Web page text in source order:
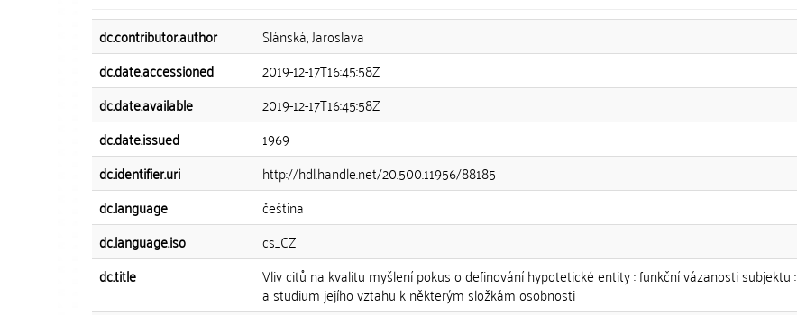
dc.contributor.author
Slánská, Jaroslava
dc.date.accessioned
2019-12-17T16:45:58Z
dc.date.available
2019-12-17T16:45:58Z
dc.date.issued
1969
dc.identifier.uri
http://hdl.handle.net/20.500.11956/88185
dc.language
čeština
dc.language.iso
cs_CZ
dc.title
Vliv citů na kvalitu myšlení pokus o definování hypotetické entity : funkční vázanosti subjektu :
a studium jejího vztahu k některým složkám osobnosti